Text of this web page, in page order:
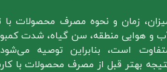
زمان و نحوه مصرف محصولات با
و هوایی منطقه، سن گیاه، شدت
است، بنابراین توصیه
بهتر قبل از مصرف محصولات با